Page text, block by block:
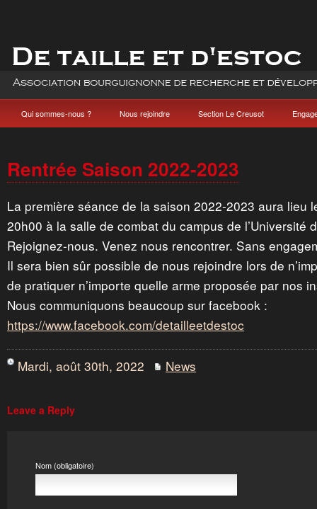
Qui sommes-nous ? Nous rejoindre Section Le Creusot
Rentrée Saison 2022-2023
La première séance de la saison 2022-2023 aura lieu
20h00 à la salle de combat du campus de l’Université
Rejoignez-nous. Venez nous rencontrer. Sans
Il sera bien sûr possible de nous rejoindre lors de
de pratiquer n’importe quelle arme proposée par nos
Nous communiquons beaucoup sur facebook :
https://www.facebook.com/detailleetdestoc
Mardi, août 30th, 2022 News
Leave a Reply
Nom (obligatoire)